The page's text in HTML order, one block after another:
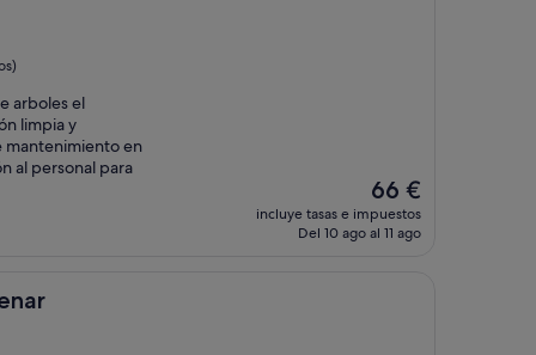
arboles el
limpia y
mantenimiento en
al personal para
El
precio
actual
66 €
incluye tasas e impuestos
Del 10 ago al 11 ago